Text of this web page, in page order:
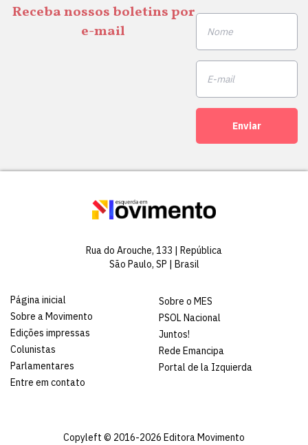
Receba nossos boletins por
e-mail
Enviar
Rua do Arouche, 133 | República
São Paulo, SP | Brasil
Página inicial
Sobre a Movimento
Edições impressas
Colunistas
Parlamentares
Entre em contato
Sobre o MES
PSOL Nacional
Juntos!
Rede Emancipa
Portal de la Izquierda
Copyleft © 2016-2026 Editora Movimento